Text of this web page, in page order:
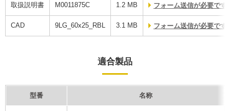
取扱説明書 M0011875C 1.2 MB フォーム送信が必要です
CAD 9LG_60x25_RBL 3.1 MB フォーム送信が必要です
適合製品
型番 名称